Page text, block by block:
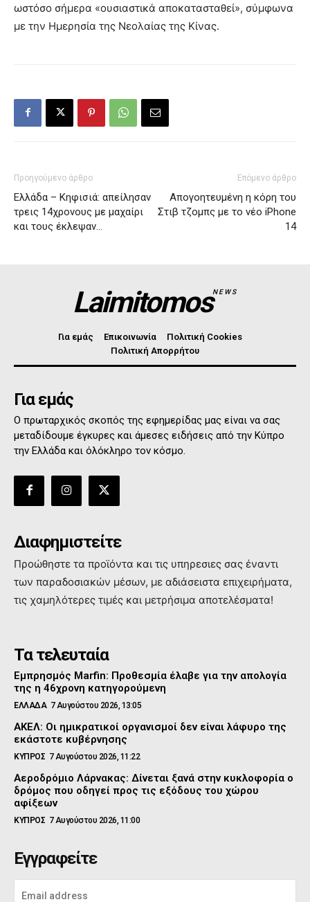
ωστόσο σήμερα «ουσιαστικά αποκατασταθεί», σύμφωνα
με την Ημερησία της Νεολαίας της Κίνας.
Προηγούμενο άρθρο
Ελλάδα – Κηφισιά: απείλησαν
τρεις 14χρονους με μαχαίρι
και τους έκλεψαν…
Επόμενο άρθρο
Απογοητευμένη η κόρη του
Στιβ τζομπς με το νέο iPhone
14
LaimitomosNEWS
Για εμάς Επικοινωνία
Πολιτική Cookies
Πολιτική Απορρήτου
Για εμάς
Ο πρωταρχικός σκοπός της εφημερίδας μας είναι να σας
μεταδίδουμε έγκυρες και άμεσες ειδήσεις από την Κύπρο
την Ελλάδα και όλόκληρο τον κόσμο.
Διαφημιστείτε
Προώθηστε τα προϊόντα και τις υπηρεσιες σας έναντι
των παραδοσιακών μέσων, με αδιάσειστα επιχειρήματα,
τις χαμηλότερες τιμές και μετρήσιμα αποτελέσματα!
Τα τελευταία
Εμπρησμός Marfin: Προθεσμία έλαβε για την απολογία
της η 46χρονη κατηγορούμενη
ΕΛΛΑΔΑ 7 Αυγούστου 2026, 13:05
ΑΚΕΛ: Οι ημικρατικοί οργανισμοί δεν είναι λάφυρο της
εκάστοτε κυβέρνησης
ΚΥΠΡΟΣ 7 Αυγούστου 2026, 11:22
Αεροδρόμιο Λάρνακας: Δίνεται ξανά στην κυκλοφορία ο
δρόμος που οδηγεί προς τις εξόδους του χώρου
αφίξεων
ΚΥΠΡΟΣ 7 Αυγούστου 2026, 11:00
Εγγραφείτε